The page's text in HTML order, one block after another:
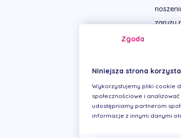
zgryzu
Zgoda
Niniejsza strona
Wykorzystujemy pliki cookie
społecznościowe i
udostępniamy partnerom
informacje z innymi danymi